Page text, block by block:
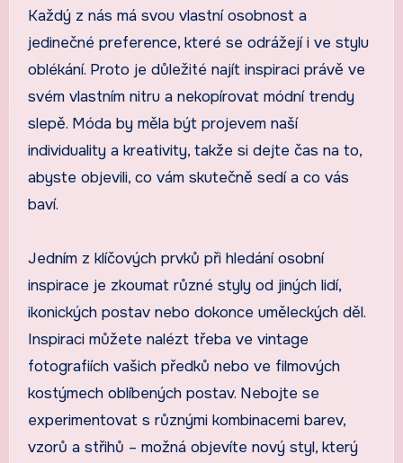
Každý z nás má svou vlastní osobnost a
jedinečné preference, které se odrážejí i ve stylu
oblékání. Proto je důležité najít inspiraci právě ve
svém vlastním nitru a nekopírovat módní trendy
slepě. Móda by měla být projevem naší
individuality a kreativity, takže si dejte čas na to,
abyste objevili, co vám skutečně sedí a co vás
baví.
Jedním z klíčových prvků při hledání osobní
inspirace je zkoumat různé styly od jiných lidí,
ikonických postav nebo dokonce uměleckých děl.
Inspiraci můžete nalézt třeba ve vintage
fotografiích vašich předků nebo ve filmových
kostýmech oblíbených postav. Nebojte se
experimentovat s různými kombinacemi barev,
vzorů a střihů – možná objevíte nový styl, který